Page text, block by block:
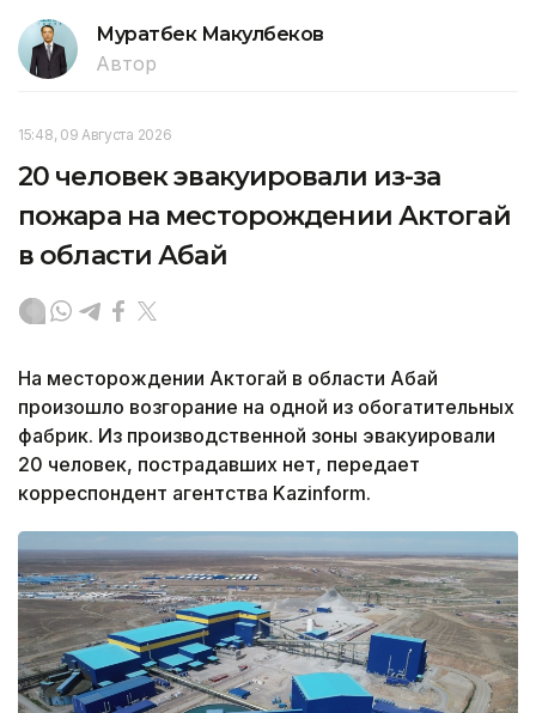
Муратбек Макулбеков
Автор
15:48, 09 Августа 2026
20 человек эвакуировали из-за
пожара на месторождении Актогай
в области Абай
На месторождении Актогай в области Абай
произошло возгорание на одной из обогатительных
фабрик. Из производственной зоны эвакуировали
20 человек, пострадавших нет, передает
корреспондент агентства Kazinform.